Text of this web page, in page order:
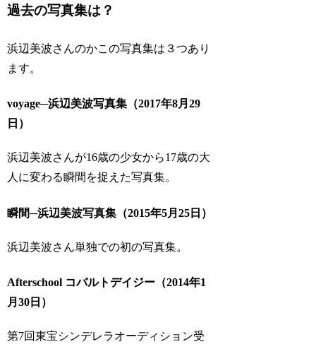
過去の写真集は？
浜辺美波さんのかこの写真集は３つあり
ます。
voyage─浜辺美波写真集（2017年8月29
日）
浜辺美波さんが16歳の少女から17歳の大
人に変わる瞬間を捉えた写真集。
瞬間─浜辺美波写真集（2015年5月25日）
浜辺美波さん単独での初の写真集。
Afterschool コバルトデイジー（2014年1
月30日）
第7回東宝シンデレラオーディション受